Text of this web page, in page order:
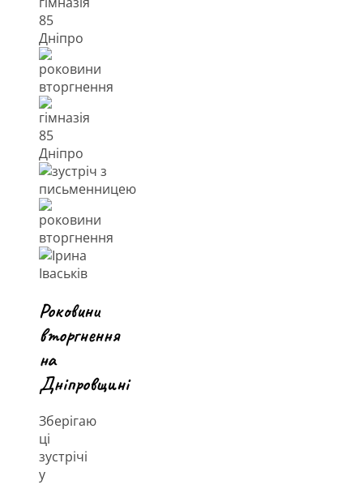
Роковини
вторгнення
на
Дніпровщині
Зберігаю
ці
зустрічі
у